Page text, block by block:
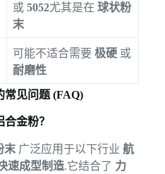
或 5052尤其是在 球状粉
末
可能不适合需要 极硬或
耐磨性
常见问题 (FAQ)
金粉？
末广泛应用于以下行业 航
速成型制造.它结合了 力